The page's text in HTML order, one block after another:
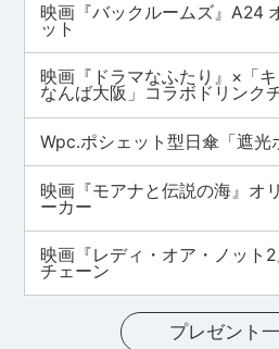
映画『バックルームズ』A24
ット
映画『ドラマなふたり』×「
なんば大阪」コラボドリンク
Wpc.ポシェット型日傘「遮光
映画『モアナと伝説の海』オ
ーカー
映画『レディ・オア・ノット
チェーン
プレゼント